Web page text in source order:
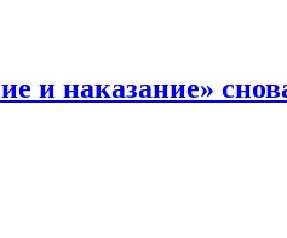
и наказание»